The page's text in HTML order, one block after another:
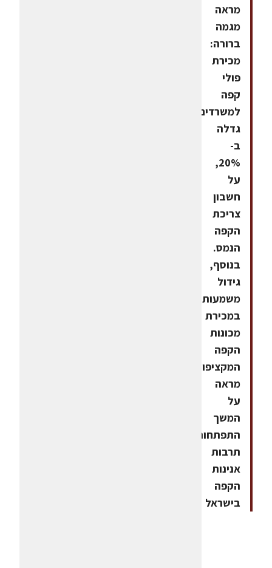
מראה
מגמה
ברורה:
מכירת
פולי
קפה
למשרדים
גדלה
ב-
20%,
על
חשבון
צריכת
הקפה
הנמס.
בנוסף,
גידול
משמעותי
במכירת
מכונות
הקפה
המקציפות,
מראה
על
המשך
התפתחות
תרבות
אנינות
הקפה
בישראל